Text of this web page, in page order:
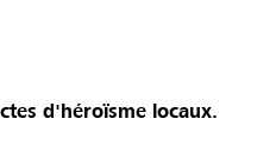
d'héroïsme locaux.